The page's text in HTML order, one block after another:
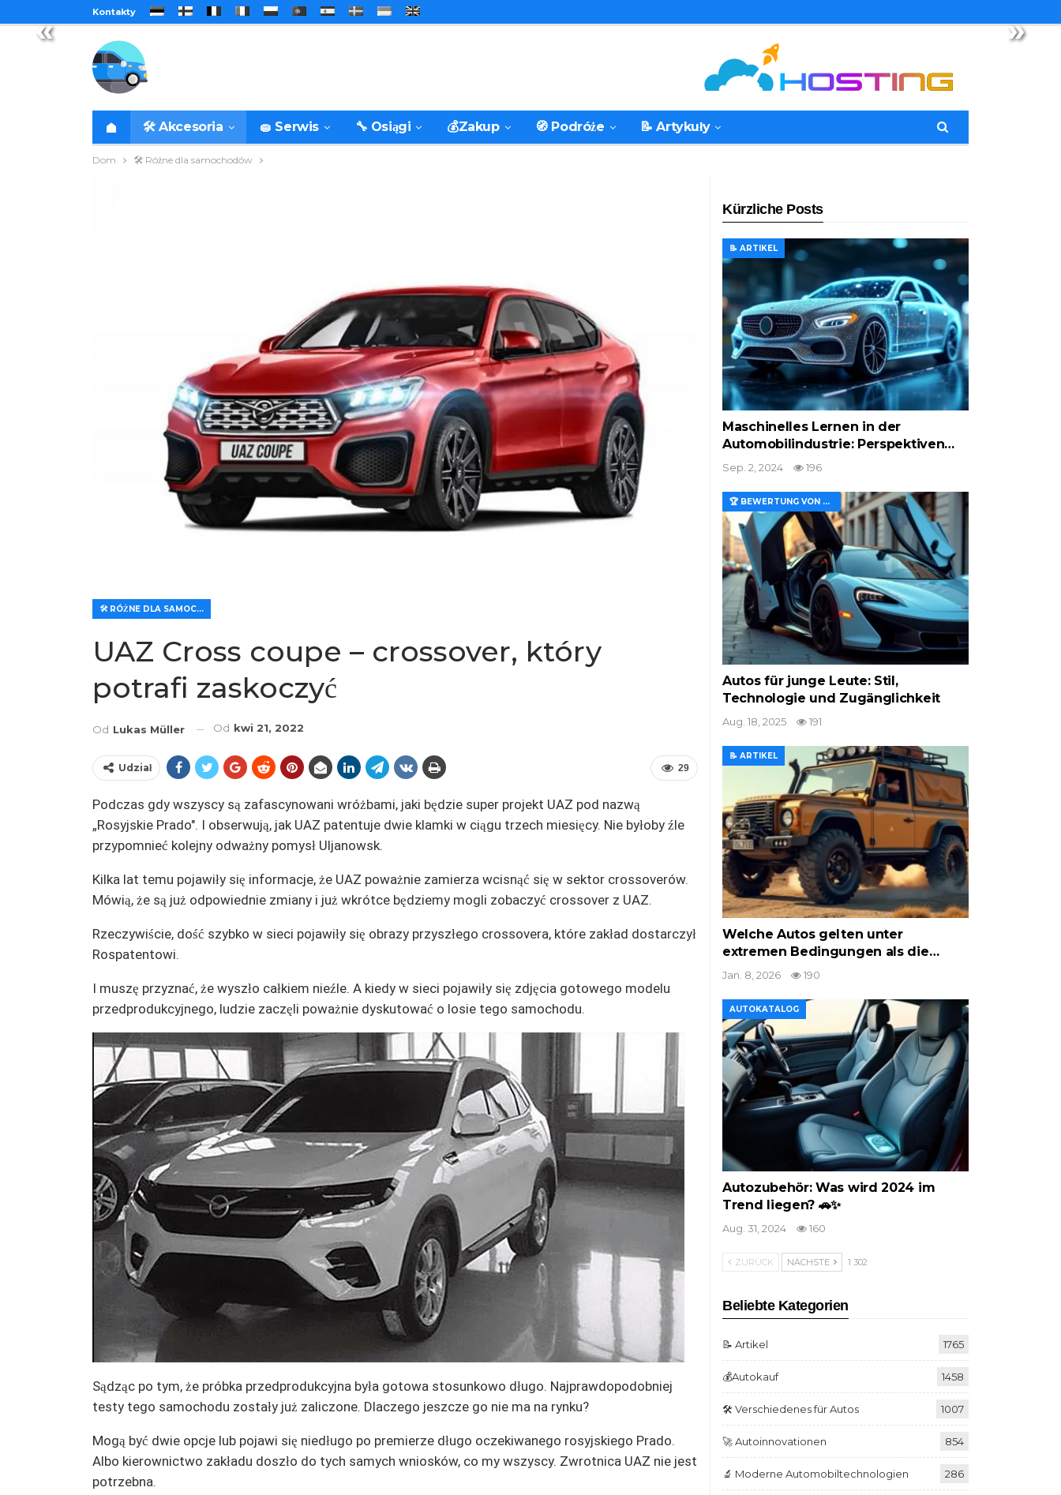
« »
Kontakty
🛠️ Akcesoria 🧽 Serwis 🔧 Osiągi 💰Zakup 🧭 Podróże 📝 Artykuły
Dom 🛠️ Różne dla samochodów
🛠️ RÓŻNE DLA SAMOCHODÓW
UAZ Cross coupe – crossover, który
potrafi zaskoczyć
Od Lukas Müller Od kwi 21, 2022
29
Udział
Podczas gdy wszyscy są zafascynowani wróżbami, jaki będzie super projekt UAZ pod nazwą
„Rosyjskie Prado". I obserwują, jak UAZ patentuje dwie klamki w ciągu trzech miesięcy. Nie byłoby źle
przypomnieć kolejny odważny pomysł Uljanowsk.
Kilka lat temu pojawiły się informacje, że UAZ poważnie zamierza wcisnąć się w sektor crossoverów.
Mówią, że są już odpowiednie zmiany i już wkrótce będziemy mogli zobaczyć crossover z UAZ.
Rzeczywiście, dość szybko w sieci pojawiły się obrazy przyszłego crossovera, które zakład dostarczył
Rospatentowi.
I muszę przyznać, że wyszło całkiem nieźle. A kiedy w sieci pojawiły się zdjęcia gotowego modelu
przedprodukcyjnego, ludzie zaczęli poważnie dyskutować o losie tego samochodu.
Sądząc po tym, że próbka przedprodukcyjna była gotowa stosunkowo długo. Najprawdopodobniej
testy tego samochodu zostały już zaliczone. Dlaczego jeszcze go nie ma na rynku?
Mogą być dwie opcje lub pojawi się niedługo po premierze długo oczekiwanego rosyjskiego Prado.
Albo kierownictwo zakładu doszło do tych samych wniosków, co my wszyscy. Zwrotnica UAZ nie jest
potrzebna.
Kürzliche Posts
📝 ARTIKEL
Maschinelles Lernen in der
Automobilindustrie: Perspektiven…
Sep. 2, 2024 196
🏆 BEWERTUNG VON MERKMALEN UND WERT
Autos für junge Leute: Stil,
Technologie und Zugänglichkeit
Aug. 18, 2025 191
📝 ARTIKEL
Welche Autos gelten unter
extremen Bedingungen als die…
Jan. 8, 2026 190
AUTOKATALOG
Autozubehör: Was wird 2024 im
Trend liegen? 🚗✨
Aug. 31, 2024 160
ZURÜCK NÄCHSTE 1 302
Beliebte Kategorien
📝 Artikel 1765
💰Autokauf 1458
🛠️ Verschiedenes für Autos 1007
🚀 Autoinnovationen 854
🔬 Moderne Automobiltechnologien 286